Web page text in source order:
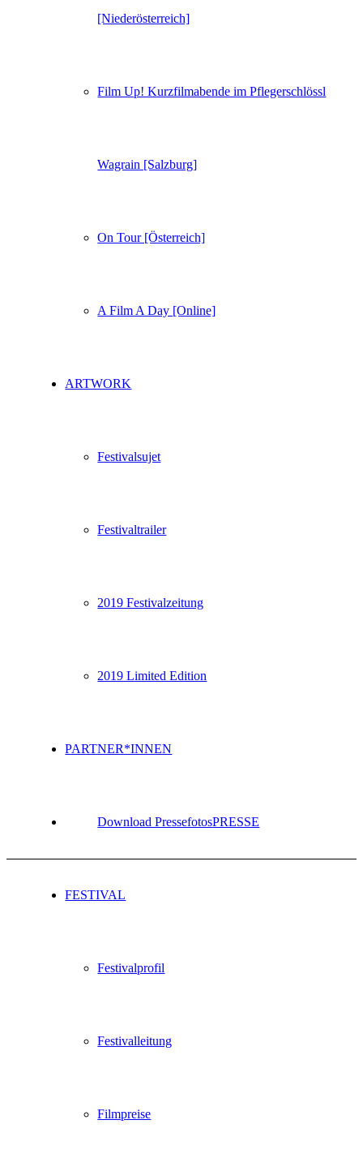
[Niederösterreich]
Film Up! Kurzfilmabende im Pflegerschlössl
Wagrain [Salzburg]
On Tour [Österreich]
A Film A Day [Online]
ARTWORK
Festivalsujet
Festivaltrailer
2019 Festivalzeitung
2019 Limited Edition
PARTNER*INNEN
PRESSE
Download Pressefotos
FESTIVAL
Festivalprofil
Festivalleitung
Filmpreise